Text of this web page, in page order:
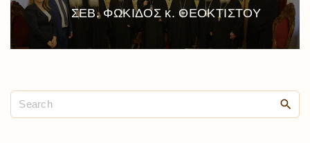
ΣΕΒ. ΦΩΚΙΔΟΣ κ. ΘΕΟΚΤΙΣΤΟΥ